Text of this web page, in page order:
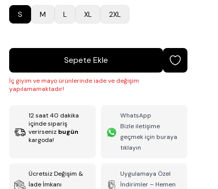
S
M L XL 2XL
Sepete Ekle
İç giyim ve mayo ürünlerinde iade ve değişim
yapılamamaktadır!
12saat 40 dakika
içinde sipariş
verirseniz bugün
kargoda!
WhatsApp
Bizle iletişime
geçmek için buraya
tıklayın
Ücretsiz Değişim &
İade İmkanı
Uygulamaya Özel
İndirimler – Hemen